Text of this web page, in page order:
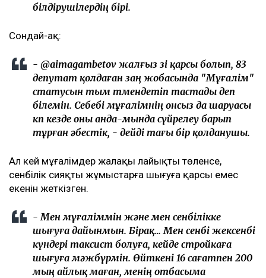
білдірушілердің бірі.
Сондай-ақ:
- @aimagambetov жалғыз өзі қарсы болып, 83
депутат қолдаған заң жобасында "Мұғалім"
статусын тым төмендетіп тастады деп
білемін. Себебі мұғалімнің онсыз да шаруасы
көп кезде оны анда-мында сүйрелеу барып
тұрған әбестік, - дейді тағы бір қолданушы.
Ал кей мұғалімдер жалақы лайықты төленсе,
сенбілік сияқты жұмыстарға шығуға қарсы емес
екенін жеткізген.
- Мен мұғаліммін және мен сенбілікке
шығуға дайынмын. Бірақ… Мен сенбі жексенбі
күндері таксист болуға, кейде стройкаға
шығуға мәжбүрмін. Өйткені 16 сағатпен 200
мың айлық маған, менің отбасыма